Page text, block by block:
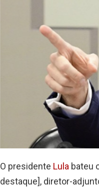
O presidente Lula bateu
destaque], diretor-